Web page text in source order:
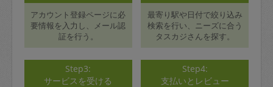
アカウント登録ページに必
要情報を入力し、メール認
証を行う。
最寄り駅や日付で絞り込み
検索を行い、ニーズに合う
タスカジさんを探す。
Step3:
サービスを受ける
Step4:
支払いとレビュー